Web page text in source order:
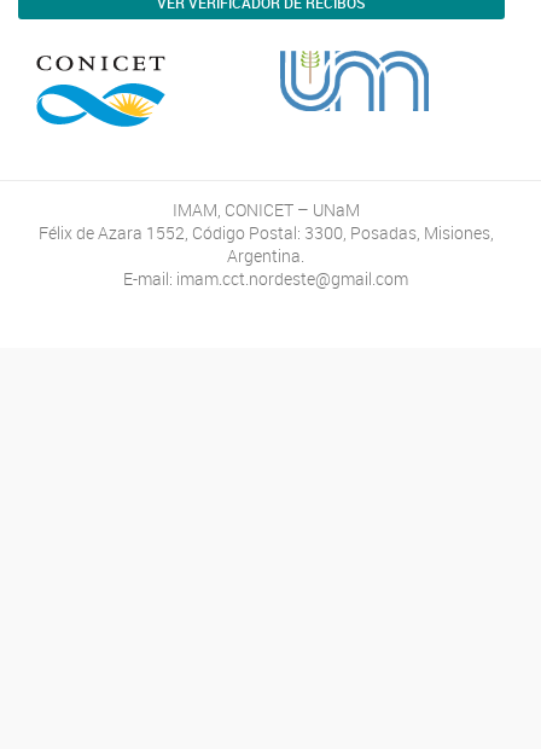
IMAM, CONICET – UNaM
Félix de Azara 1552, Código Postal: 3300, Posadas, Misiones,
Argentina.
E-mail: imam.cct.nordeste@gmail.com